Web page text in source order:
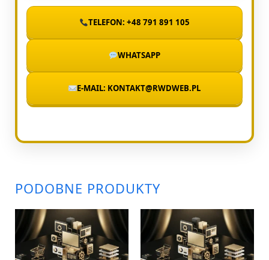
TELEFON: +48 791 891 105
WHATSAPP
E-MAIL: KONTAKT@RWDWEB.PL
PODOBNE PRODUKTY